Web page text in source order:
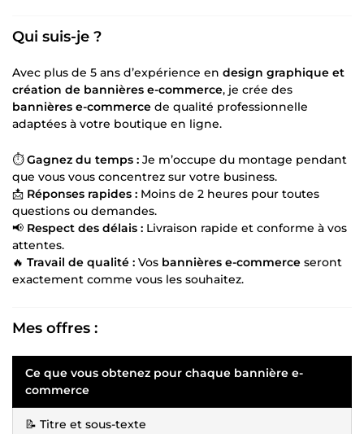
Qui suis-je ?
Avec plus de 5 ans d’expérience en design graphique et
création de bannières e-commerce, je crée des
bannières e-commerce de qualité professionnelle
adaptées à votre boutique en ligne.
⏱Gagnez du temps : Je m’occupe du montage pendant
que vous vous concentrez sur votre business.
📩 Réponses rapides : Moins de 2 heures pour toutes
questions ou demandes.
📢 Respect des délais : Livraison rapide et conforme à vos
attentes.
🔥 Travail de qualité : Vos bannières e-commerce seront
exactement comme vous les souhaitez.
Mes offres :
Ce que vous obtenez pour chaque bannière e-
commerce
📝 Titre et sous-texte